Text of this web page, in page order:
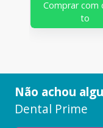
Comprar com
to
Não achou
Dental Prime